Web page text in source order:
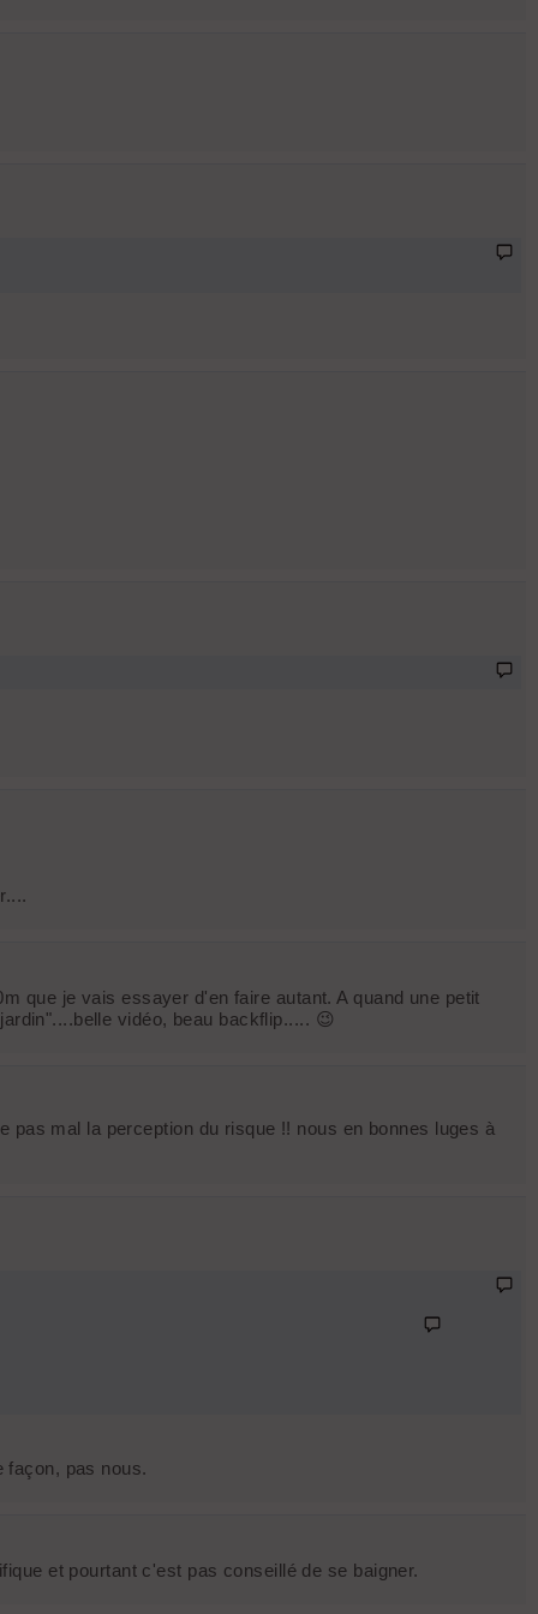
que je vais essayer d'en faire autant. A quand une petit
vidéo, beau backflip..... 😉
mal la perception du risque !! nous en bonnes luges à
façon, pas nous.
et pourtant c'est pas conseillé de se baigner.